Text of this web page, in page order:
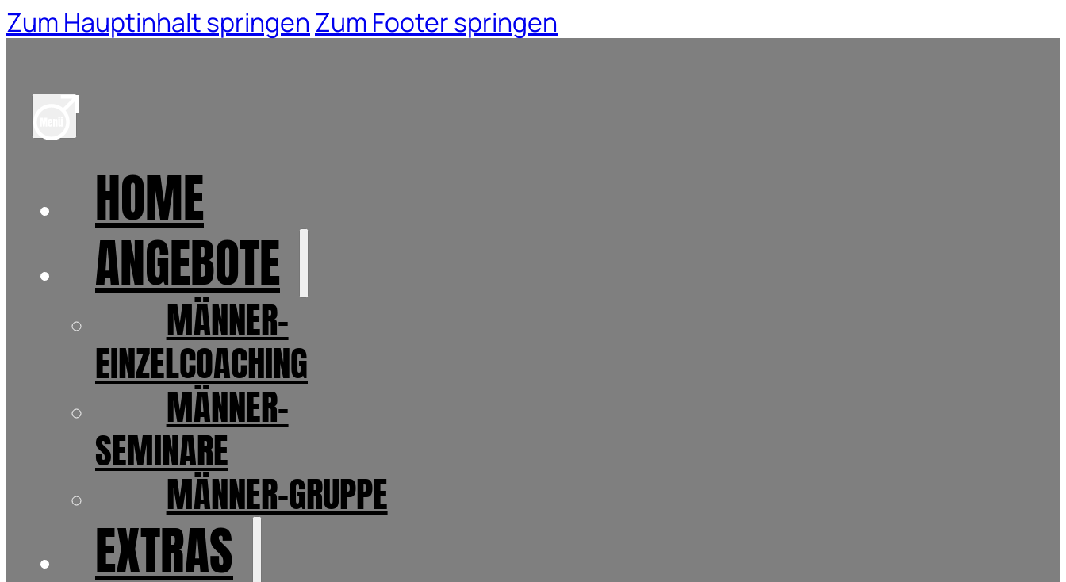
Zum Hauptinhalt springenZum Footer springen
HOME
ANGEBOTE
MÄNNER-
EINZELCOACHING
MÄNNER-
SEMINARE
MÄNNER-GRUPPE
EXTRAS